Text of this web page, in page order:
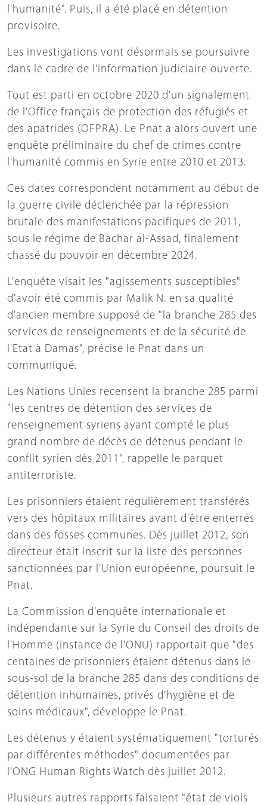
l'humanité". Puis, il a été placé en détention
provisoire.
Les investigations vont désormais se poursuivre
dans le cadre de l'information judiciaire ouverte.
Tout est parti en octobre 2020 d'un signalement
de l'Office français de protection des réfugiés et
des apatrides (OFPRA). Le Pnat a alors ouvert une
enquête préliminaire du chef de crimes contre
l'humanité commis en Syrie entre 2010 et 2013.
Ces dates correspondent notamment au début de
la guerre civile déclenchée par la répression
brutale des manifestations pacifiques de 2011,
sous le régime de Bachar al-Assad, finalement
chassé du pouvoir en décembre 2024.
L'enquête visait les "agissements susceptibles"
d'avoir été commis par Malik N. en sa qualité
d'ancien membre supposé de "la branche 285 des
services de renseignements et de la sécurité de
l'Etat à Damas", précise le Pnat dans un
communiqué.
Les Nations Unies recensent la branche 285 parmi
"les centres de détention des services de
renseignement syriens ayant compté le plus
grand nombre de décès de détenus pendant le
conflit syrien dès 2011", rappelle le parquet
antiterroriste.
Les prisonniers étaient régulièrement transférés
vers des hôpitaux militaires avant d'être enterrés
dans des fosses communes. Dès juillet 2012, son
directeur était inscrit sur la liste des personnes
sanctionnées par l'Union européenne, poursuit le
Pnat.
La Commission d'enquête internationale et
indépendante sur la Syrie du Conseil des droits de
l'Homme (instance de l'ONU) rapportait que "des
centaines de prisonniers étaient détenus dans le
sous-sol de la branche 285 dans des conditions de
détention inhumaines, privés d'hygiène et de
soins médicaux", développe le Pnat.
Les détenus y étaient systématiquement "torturés
par différentes méthodes" documentées par
l'ONG Human Rights Watch dès juillet 2012.
Plusieurs autres rapports faisaient "état de viols